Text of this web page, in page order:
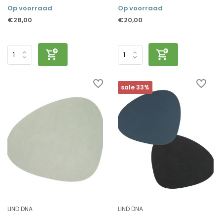
Op voorraad
€28,00
Op voorraad
€20,00
LIND DNA
sale 33%
LIND DNA